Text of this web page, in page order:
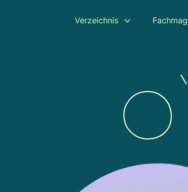
Verzeichnis